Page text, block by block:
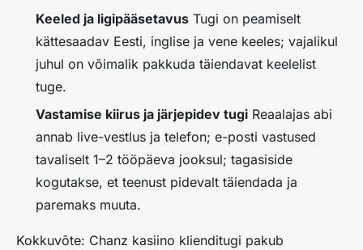
Keeled ja ligipääsetavus Tugi on peamiselt
kättesaadav Eesti, inglise ja vene keeles; vajalikul
juhul on võimalik pakkuda täiendavat keelelist
tuge.
Vastamise kiirus ja järjepidev tugi Reaalajas abi
annab live-vestlus ja telefon; e-posti vastused
tavaliselt 1–2 tööpäeva jooksul; tagasiside
kogutakse, et teenust pidevalt täiendada ja
paremaks muuta.
Kokkuvõte: Chanz kasiino klienditugi pakub